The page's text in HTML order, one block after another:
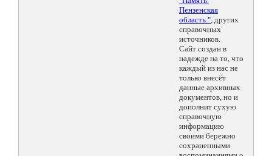
Пензенская
область.", других
справочных
источников.
Сайт создан в
надежде на то, что
каждый из нас не
только внесёт
данные архивных
документов, но и
дополнит сухую
справочную
информацию
своими бережно
сохраненными